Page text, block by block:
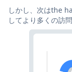
しかし、次はthe
してより多くの訪